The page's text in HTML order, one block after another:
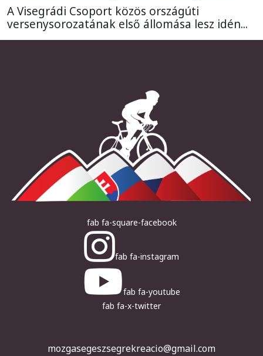
A Visegrádi Csoport közös országúti
versenysorozatának első állomása lesz idén...
fab fa-square-facebook
fab fa-instagram
fab fa-youtube
fab fa-x-twitter
mozgasegeszsegrekreacio@gmail.com